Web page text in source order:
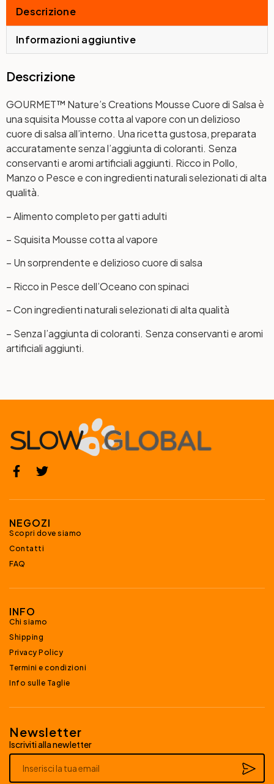
Descrizione
Informazioni aggiuntive
Descrizione
GOURMET™ Nature’s Creations Mousse Cuore di Salsa è
una squisita Mousse cotta al vapore con un delizioso
cuore di salsa all’interno. Una ricetta gustosa, preparata
accuratamente senza l’aggiunta di coloranti. Senza
conservanti e aromi artificiali aggiunti. Ricco in Pollo,
Manzo o Pesce e con ingredienti naturali selezionati di alta
qualità.
– Alimento completo per gatti adulti
– Squisita Mousse cotta al vapore
– Un sorprendente e delizioso cuore di salsa
– Ricco in Pesce dell’Oceano con spinaci
– Con ingredienti naturali selezionati di alta qualità
– Senza l’aggiunta di coloranti. Senza conservanti e aromi
artificiali aggiunti.
NEGOZI
Scopri dove siamo
Contatti
FAQ
INFO
Chi siamo
Shipping
Privacy Policy
Termini e condizioni
Info sulle Taglie
Newsletter
Iscriviti alla newletter